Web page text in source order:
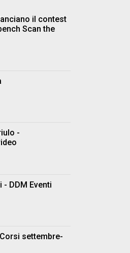
il contest
Scan the
-
- DDM Eventi
settembre-